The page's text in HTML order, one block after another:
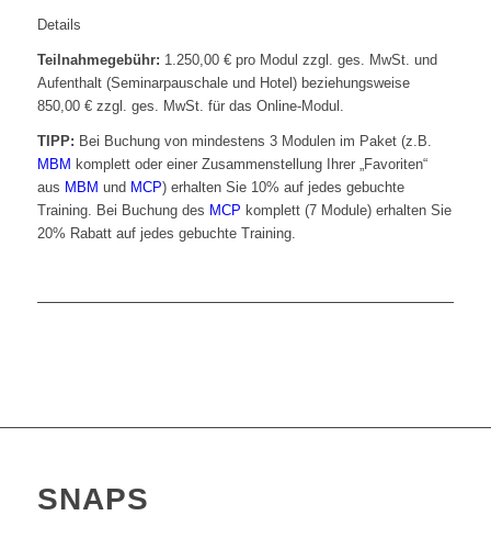
Details
Teilnahmegebühr: 1.250,00 € pro Modul zzgl. ges. MwSt. und
Aufenthalt (Seminarpauschale und Hotel) beziehungsweise
850,00 € zzgl. ges. MwSt. für das Online-Modul.
TIPP: Bei Buchung von mindestens 3 Modulen im Paket (z.B.
MBM komplett oder einer Zusammenstellung Ihrer „Favoriten“
aus MBM und MCP) erhalten Sie 10% auf jedes gebuchte
Training. Bei Buchung des MCP komplett (7 Module) erhalten Sie
20% Rabatt auf jedes gebuchte Training.
SNAPS